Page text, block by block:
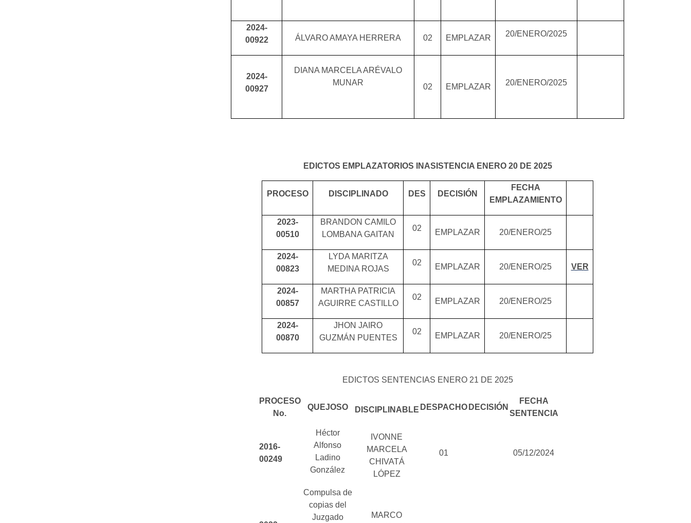
2024-
00922
ÁLVARO AMAYA HERRERA 02 EMPLAZAR 20/ENERO/2025
2024-
00927
DIANA MARCELA ARÉVALO
MUNAR
02 EMPLAZAR 20/ENERO/2025
EDICTOS EMPLAZATORIOS INASISTENCIA ENERO 20 DE 2025
PROCESO DISCIPLINADO DES DECISIÓN
FECHA
EMPLAZAMIENTO
2023-
00510
BRANDON CAMILO
LOMBANA GAITAN
02 EMPLAZAR 20/ENERO/25
2024-
00823
LYDA MARITZA
MEDINA ROJAS
02 EMPLAZAR 20/ENERO/25 VER
2024-
00857
MARTHA PATRICIA
AGUIRRE CASTILLO
02 EMPLAZAR 20/ENERO/25
2024-
00870
JHON JAIRO
GUZMÁN PUENTES
02 EMPLAZAR 20/ENERO/25
EDICTOS SENTENCIAS ENERO 21 DE 2025
PROCESO
No.
QUEJOSO DISCIPLINABLE DESPACHO DECISIÓN
FECHA
SENTENCIA
2016-
00249
Héctor
Alfonso
Ladino
González
IVONNE
MARCELA
CHIVATÁ
LÓPEZ
01 05/12/2024
Compulsa de
copias del
Juzgado
MARCO